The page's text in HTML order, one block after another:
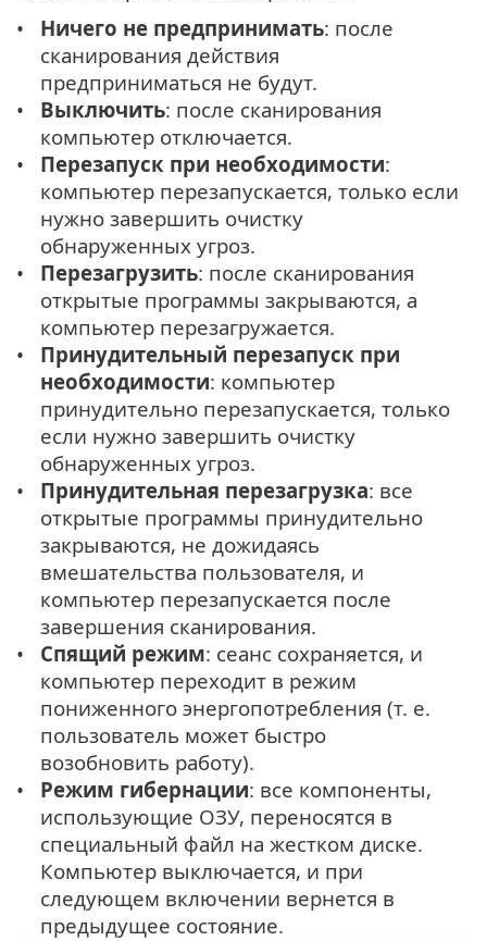
Ничего не предпринимать: после
сканирования действия
предприниматься не будут.
Выключить: после сканирования
компьютер отключается.
Перезапуск при необходимости:
компьютер перезапускается, только если
нужно завершить очистку
обнаруженных угроз.
Перезагрузить: после сканирования
открытые программы закрываются, а
компьютер перезагружается.
Принудительный перезапуск при
необходимости: компьютер
принудительно перезапускается, только
если нужно завершить очистку
обнаруженных угроз.
Принудительная перезагрузка: все
открытые программы принудительно
закрываются, не дожидаясь
вмешательства пользователя, и
компьютер перезапускается после
завершения сканирования.
Спящий режим: сеанс сохраняется, и
компьютер переходит в режим
пониженного энергопотребления (т. е.
пользователь может быстро
возобновить работу).
Режим гибернации: все компоненты,
использующие ОЗУ, переносятся в
специальный файл на жестком диске.
Компьютер выключается, и при
следующем включении вернется в
предыдущее состояние.